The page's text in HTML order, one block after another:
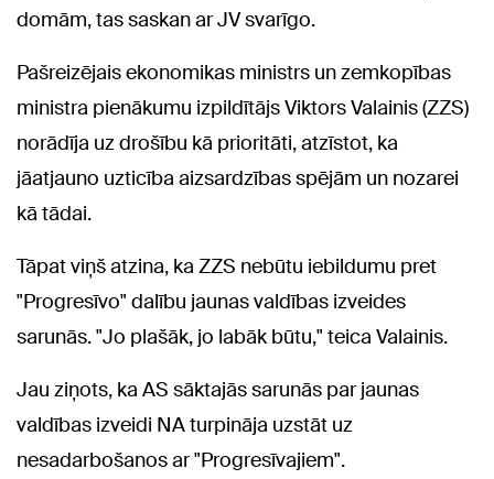
domām, tas saskan ar JV svarīgo.
Pašreizējais ekonomikas ministrs un zemkopības
ministra pienākumu izpildītājs Viktors Valainis (ZZS)
norādīja uz drošību kā prioritāti, atzīstot, ka
jāatjauno uzticība aizsardzības spējām un nozarei
kā tādai.
Tāpat viņš atzina, ka ZZS nebūtu iebildumu pret
"Progresīvo" dalību jaunas valdības izveides
sarunās. "Jo plašāk, jo labāk būtu," teica Valainis.
Jau ziņots, ka AS sāktajās sarunās par jaunas
valdības izveidi NA turpināja uzstāt uz
nesadarbošanos ar "Progresīvajiem".